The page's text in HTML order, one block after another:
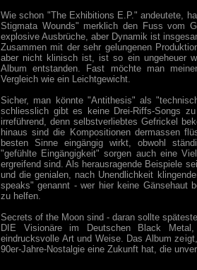
Wie schon "The Exhibitions E.P." andeutete,
Stigmata Wounds" merklich den Fuss vom
explosive Ausbrüche, aber Dynamik ist
Zusammen mit der sehr gelungenen
aber nicht klinisch ist, ist so ein ungeheuer
Album entstanden. Fast möchte man
Vergleich wie ein Leichtgewicht.
Sicher, man könnte "Antithesis" als
schliesslich gibt es keine Drei-Riffs-Songs
irreführend, denn selbstverliebtes Gefrickel
hinaus sind die Kompositionen dermassen
besten Sinne eingängig wirkt, obwohl
"gefühlte Eingängigkeit" sorgen auch eine
ergreifend sind. Als herausragende Beispiele
und die genialen, nach Unendlichkeit
speaks" genannt - wer hier keine Gänsehaut
zu helfen.
Secrets of the Moon sind - daran sollte
DIE Visionäre im Deutschen Black
eindrucksvolle Art und Weise. Das Album
90er-Jahre-Nostalgie eine Zukunft hat, die